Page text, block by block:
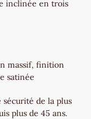
inclinée en trois
massif, finition
satinée
sécurité de la plus
plus de 45 ans.